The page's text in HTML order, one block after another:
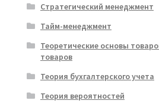
Стратегический менеджмент
Тайм-менеджмент
Теоретические основы
товаров
Теория бухгалтерского учета
Теория вероятностей